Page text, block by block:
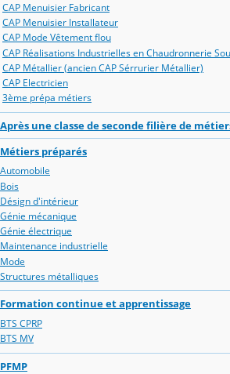
CAP Menuisier Fabricant
CAP Menuisier Installateur
CAP Mode Vêtement flou
CAP Réalisations Industrielles en Chaudronnerie
CAP Métallier (ancien CAP Sérrurier Métallier)
CAP Electricien
3ème prépa métiers
Après une classe de seconde filière de
Métiers préparés
Automobile
Bois
Désign d'intérieur
Génie mécanique
Génie électrique
Maintenance industrielle
Mode
Structures métalliques
Formation continue et apprentissage
BTS CPRP
BTS MV
PFMP